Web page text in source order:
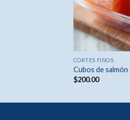
CORTES FINOS
Cubos de salmón
$200.00